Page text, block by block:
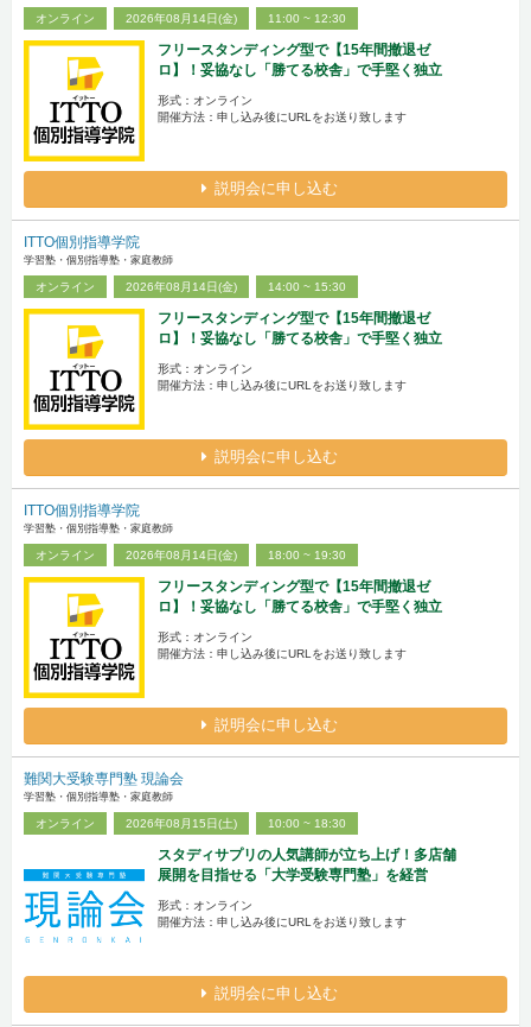
オンライン 2026年08月14日(金) 11:00 ~ 12:30
フリースタンディング型で【15年間撤退ゼ
ロ】！妥協なし「勝てる校舎」で手堅く独立
形式：オンライン
開催方法：申し込み後にURLをお送り致します
説明会に申し込む
ITTO個別指導学院
学習塾・個別指導塾・家庭教師
オンライン 2026年08月14日(金) 14:00 ~ 15:30
フリースタンディング型で【15年間撤退ゼ
ロ】！妥協なし「勝てる校舎」で手堅く独立
形式：オンライン
開催方法：申し込み後にURLをお送り致します
説明会に申し込む
ITTO個別指導学院
学習塾・個別指導塾・家庭教師
オンライン 2026年08月14日(金) 18:00 ~ 19:30
フリースタンディング型で【15年間撤退ゼ
ロ】！妥協なし「勝てる校舎」で手堅く独立
形式：オンライン
開催方法：申し込み後にURLをお送り致します
説明会に申し込む
難関大受験専門塾 現論会
学習塾・個別指導塾・家庭教師
オンライン 2026年08月15日(土) 10:00 ~ 18:30
スタディサプリの人気講師が立ち上げ！多店舗
展開を目指せる「大学受験専門塾」を経営
形式：オンライン
開催方法：申し込み後にURLをお送り致します
説明会に申し込む